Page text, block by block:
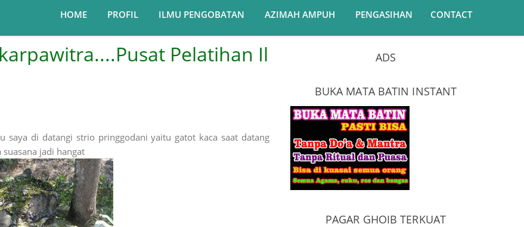
HOME PROFIL ILMU PENGOBATAN AZIMAH AMPUH PENGASIHAN CONTACT
Pelatihan Ilmu Ghoib Instan
saya di datangi strio pringgodani yaitu gatot kaca saat datang
jadi hangat
ADS
BUKA MATA BATIN INSTANT
PAGAR GHOIB TERKUAT